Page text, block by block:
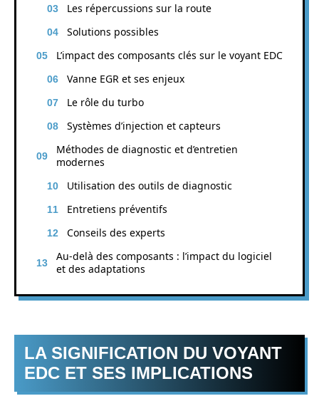
Les répercussions sur la route
Solutions possibles
L’impact des composants clés sur le voyant EDC
Vanne EGR et ses enjeux
Le rôle du turbo
Systèmes d’injection et capteurs
Méthodes de diagnostic et d’entretien
modernes
Utilisation des outils de diagnostic
Entretiens préventifs
Conseils des experts
Au‑delà des composants : l’impact du logiciel
et des adaptations
LA SIGNIFICATION DU VOYANT
EDC ET SES IMPLICATIONS